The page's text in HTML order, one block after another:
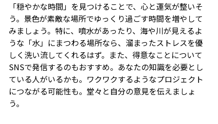
「穏やかな時間」を見つけることで、心と運気が整いそ
う。景色が素敵な場所でゆっくり過ごす時間を増やして
みましょう。特に、噴水があったり、海や川が見えるよ
うな「水」にまつわる場所なら、溜まったストレスを優
しく洗い流してくれるはず。また、得意なことについて
SNSで発信するのもおすすめ。あなたの知識を必要とし
ている人がいるかも。ワクワクするようなプロジェクト
につながる可能性も。堂々と自分の意見を伝えましょ
う。